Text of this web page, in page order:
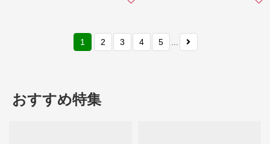
1 2 3 4 5
おすすめ特集